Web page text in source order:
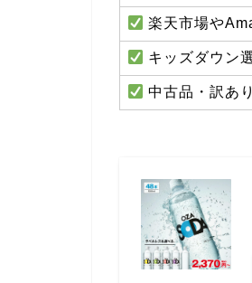
楽天市場や
キッズダウン
中古品・訳あ